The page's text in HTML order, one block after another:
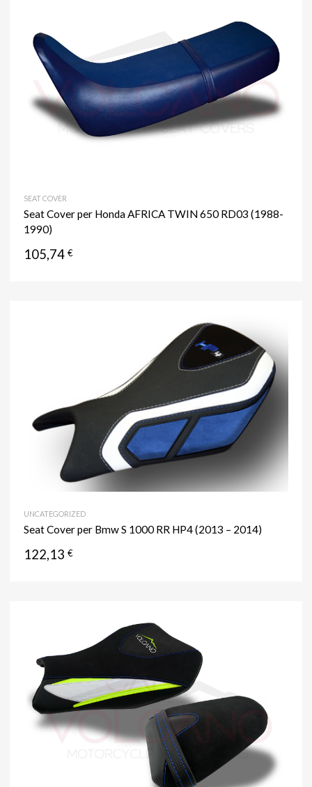
SEAT COVER
Seat Cover per Honda AFRICA TWIN 650 RD03 (1988-
1990)
105,74 €
UNCATEGORIZED
Seat Cover per Bmw S 1000 RR HP4 (2013 – 2014)
122,13 €